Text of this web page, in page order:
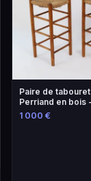
Paire de
Perriand en bois
iconique
1 000 €